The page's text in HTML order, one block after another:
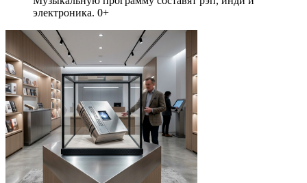
электроника. 0+